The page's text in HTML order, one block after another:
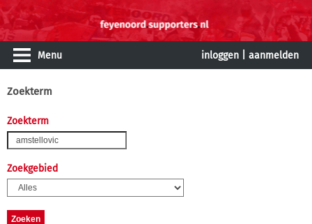
Menu inloggen aanmelden
Zoekterm
Zoekterm
Zoekgebied